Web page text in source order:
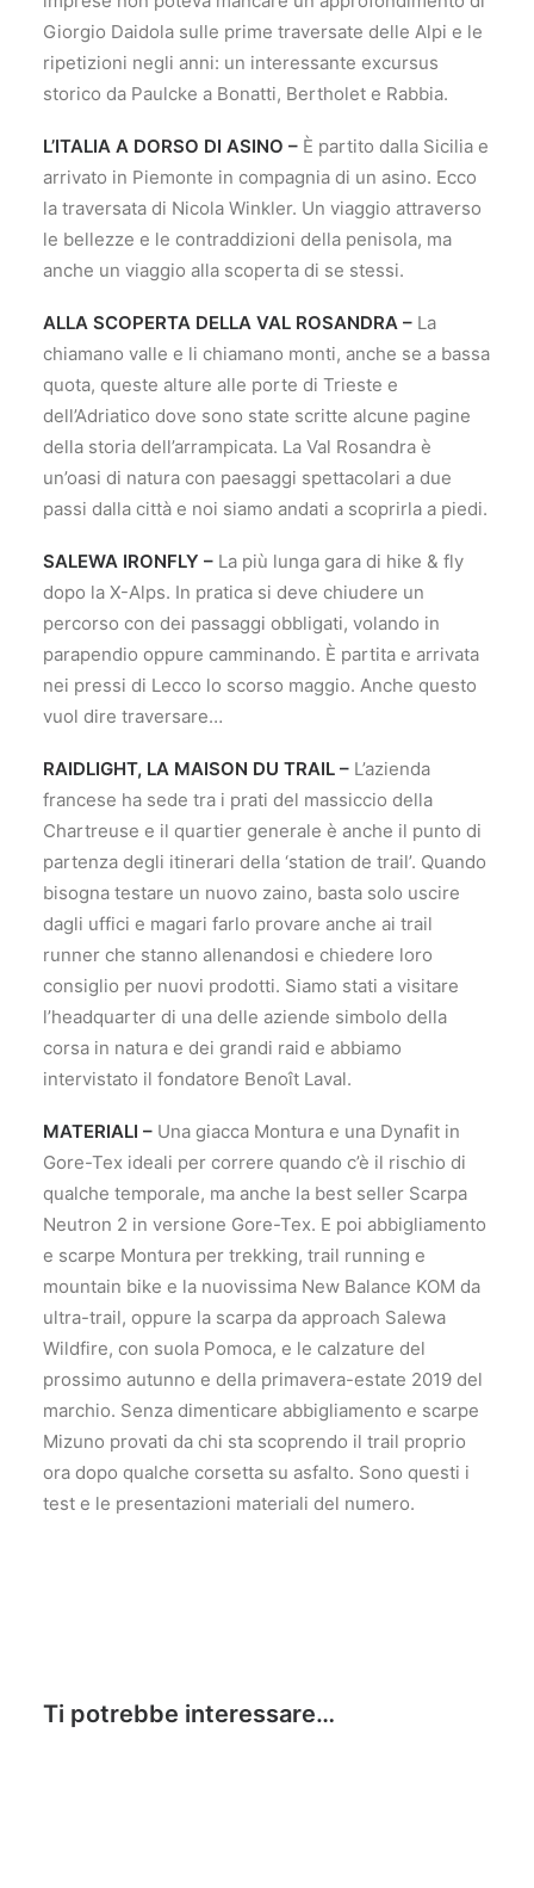
Giorgio Daidola sulle prime traversate delle Alpi e le
ripetizioni negli anni: un interessante excursus
storico da Paulcke a Bonatti, Bertholet e Rabbia.
L’ITALIA A DORSO DI ASINO – È partito dalla Sicilia e
arrivato in Piemonte in compagnia di un asino. Ecco
la traversata di Nicola Winkler. Un viaggio attraverso
le bellezze e le contraddizioni della penisola, ma
anche un viaggio alla scoperta di se stessi.
ALLA SCOPERTA DELLA VAL ROSANDRA – La
chiamano valle e li chiamano monti, anche se a bassa
quota, queste alture alle porte di Trieste e
dell’Adriatico dove sono state scritte alcune pagine
della storia dell’arrampicata. La Val Rosandra è
un’oasi di natura con paesaggi spettacolari a due
passi dalla città e noi siamo andati a scoprirla a piedi.
SALEWA IRONFLY – La più lunga gara di hike & fly
dopo la X-Alps. In pratica si deve chiudere un
percorso con dei passaggi obbligati, volando in
parapendio oppure camminando. È partita e arrivata
nei pressi di Lecco lo scorso maggio. Anche questo
vuol dire traversare…
RAIDLIGHT, LA MAISON DU TRAIL – L’azienda
francese ha sede tra i prati del massiccio della
Chartreuse e il quartier generale è anche il punto di
partenza degli itinerari della ‘station de trail’. Quando
bisogna testare un nuovo zaino, basta solo uscire
dagli uffici e magari farlo provare anche ai trail
runner che stanno allenandosi e chiedere loro
consiglio per nuovi prodotti. Siamo stati a visitare
l’headquarter di una delle aziende simbolo della
corsa in natura e dei grandi raid e abbiamo
intervistato il fondatore Benoît Laval.
MATERIALI – Una giacca Montura e una Dynafit in
Gore-Tex ideali per correre quando c’è il rischio di
qualche temporale, ma anche la best seller Scarpa
Neutron 2 in versione Gore-Tex. E poi abbigliamento
e scarpe Montura per trekking, trail running e
mountain bike e la nuovissima New Balance KOM da
ultra-trail, oppure la scarpa da approach Salewa
Wildfire, con suola Pomoca, e le calzature del
prossimo autunno e della primavera-estate 2019 del
marchio. Senza dimenticare abbigliamento e scarpe
Mizuno provati da chi sta scoprendo il trail proprio
ora dopo qualche corsetta su asfalto. Sono questi i
test e le presentazioni materiali del numero.
Ti potrebbe interessare…